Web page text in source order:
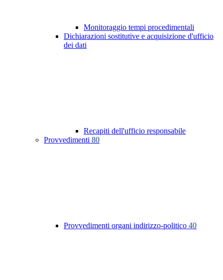
Monitoraggio tempi procedimentali
Dichiarazioni sostitutive e acquisizione d'ufficio
dei dati
Recapiti dell'ufficio responsabile
Provvedimenti 80
Provvedimenti organi indirizzo-politico 40